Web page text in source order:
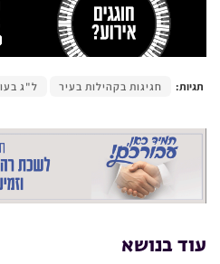
תגיות: חגיגות בקהילות בעיר ל"ג
עוד בנושא